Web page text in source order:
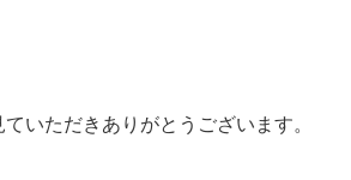
いただきありがとうございます。